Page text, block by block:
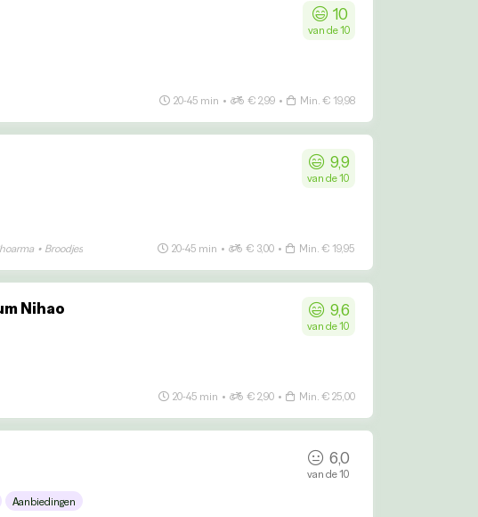
10
van de 10
20-45 min • € 2,99 • Min. € 19,98
9,9
van de 10
• Broodjes 20-45 min • € 3,00 • Min. € 19,95
Nihao 9,6
van de 10
20-45 min • € 2,90 • Min. € 25,00
6,0
van de 10
Aanbiedingen